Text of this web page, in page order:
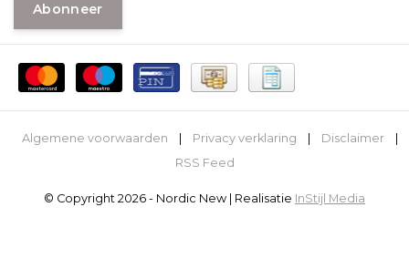
Abonneer
Algemene voorwaarden Privacy verklaring Disclaimer
RSS Feed
© Copyright 2026 - Nordic New | Realisatie InStijl Media